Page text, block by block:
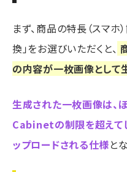
まず、商品の特長（スマ
換」をお選びいただくと、
の内容が一枚画像として
生成された一枚画像は、
Cabinetの制限を超えて
ップロードされる仕様と